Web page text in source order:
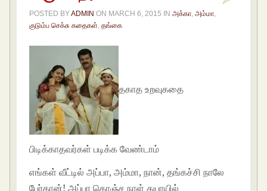
POSTED BYADMIN ON MARCH 6, 2015 INஅக்கா ,அம்மா
குடும்ப செக்சு கதைகள் ,தங்கை
தகாத உறவுகதை
பிடிக்காதவர்கள் படிக்க வேண்டாம்
எங்கள் வீட்டில் அப்பா, அம்மா, நான், தங்கச்சி நாலே
பேர்தான்! அப்பா கொஞ்ச நாள் துபாயில்